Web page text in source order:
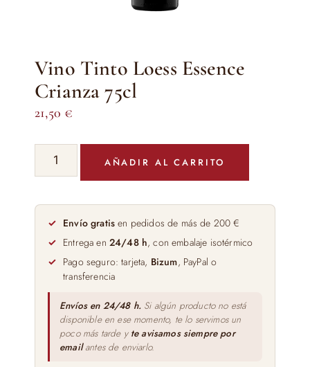
Vino Tinto Loess Essence
Crianza 75cl
21,50 €
Vino
Tinto
Essence
Crianza
75cl
cantidad
AÑADIR AL CARRITO
Envío gratis en pedidos de más de 200 €
Entrega en 24/48 h, con embalaje isotérmico
Pago seguro: tarjeta, Bizum, PayPal o
transferencia
Envíos en 24/48 h. Si algún producto no está
disponible en ese momento, te lo servimos un
poco más tarde y te avisamos siempre por
emailantes de enviarlo.